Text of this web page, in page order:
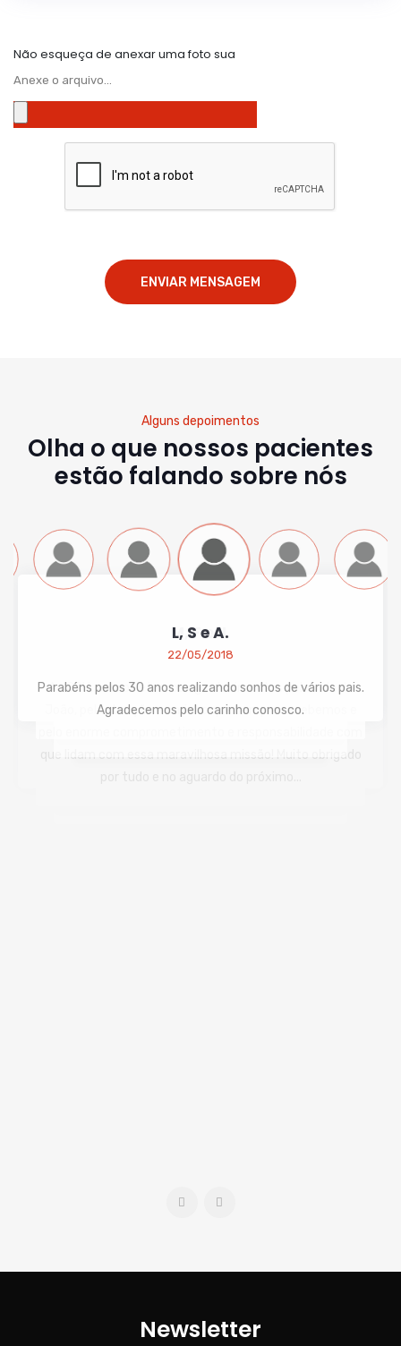
Não esqueça de anexar uma foto sua
Anexe o arquivo...
ENVIAR MENSAGEM
Alguns depoimentos
Olha o que nossos pacientes
estão falando sobre nós
L, S e A.
22/05/2018
Parabéns pelos 30 anos realizando sonhos de vários pais.
Agradecemos pelo carinho conosco.
Newsletter